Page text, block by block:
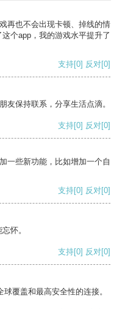
再也不会出现卡顿、掉线的情
个app，我的游戏水平提升了
支持[0] 反对[0]
友保持联系，分享生活点滴。
支持[0] 反对[0]
一些新功能，比如增加一个自
支持[0] 反对[0]
怀。
支持[0] 反对[0]
覆盖和最高安全性的连接。